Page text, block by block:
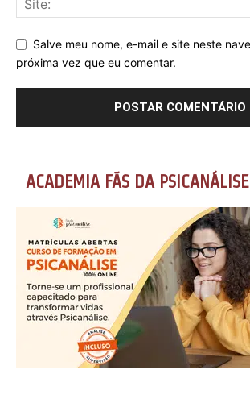
Salve meu nome, e-mail e site neste
próxima vez que eu comentar.
ACADEMIA FÃS DA PSICANÁLISE